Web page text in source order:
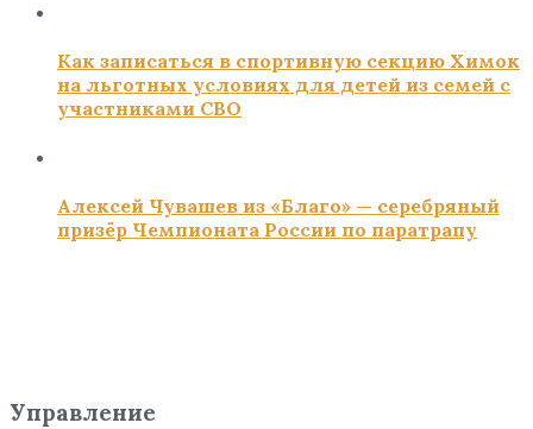
Как записаться в спортивную секцию Химок
на льготных условиях для детей из семей с
участниками СВО
Алексей Чувашев из «Благо» — серебряный
призёр Чемпионата России по паратрапу
Управление